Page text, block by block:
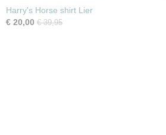
Harry's Horse shirt Lier
€ 20,00 € 39,95